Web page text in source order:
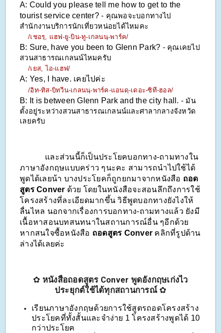
A: Could you please tell me how to get to the
tourist service center? - คุณพอจะบอกทางไป
สำนักงานบริการนักเที่ยวหน่อยได้ไหมคะ
/เชอรฺ, แฮฟ-ยู-บิน-ทู-เกลนนฺ-พาร์ค/
B: Sure, have you been to Glenn Park? - คุณเคยไป
สวนสาธารณเกลนน์ไหมครับ
/เยส, ไอ-แฮฟ/
A: Yes, I have. เคยไปค่ะ
/อิท-ทิส-บิทวีน-เกลนนฺ-พาร์ค-แอนดฺ-เดอะ-ซิที-ฮอล/
B: It is between Glenn Park and the city hall. - มัน
ตั้งอยู่ระหว่างสวนสาธารณเกลนน์และศาลากลางจังหวัด
เลยครับ
และส่วนนี้ก็เป็นประโยคบอกทาง-ถามทางใน
ภาษาอังกฤษแบบคร่าว ๆนะคะ สามารถนำไปใช้ได้
พูดได้เลยน้า บางประโยคก็ถูกยกมาจากหนังสือ ถอด
สูตร Conver ด้วย โดยในหนังสือจะสอนลึกถึงการใช้
โครงสร้างที่ละเอียดมากขึ้น วิธีพูดบอกทางยังไงให้
ลื่นไหล นอกจากเรื่องการบอกทาง-ถามทางแล้ว ยังมี
เนื้อหาสอนบทสนทนาในสถานการณ์อื่น ๆอีกด้วย
หากสนใจซื้อหนังสือ ถอดสูตร Conver คลิกที่รูปด้าน
ล่างได้เลยค่ะ
✿ หนังสือถอดสูตร Conver พูดอังกฤษเก่งไว
ประยุกต์ใช้ได้ทุกสถานการณ์ ✿
เรียนภาษาอังกฤษด้วยการใช้สูตรถอดโครงสร้าง
ประโยคที่ทั้งสั้นและจำง่าย 1 โครงสร้างพูดได้ 10
กว่าประโยค